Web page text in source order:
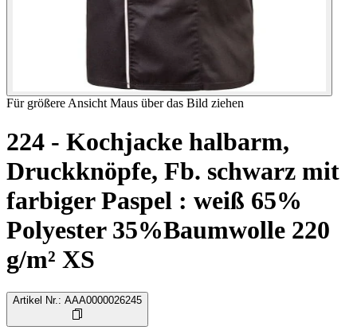
Für größere Ansicht Maus über das Bild ziehen
224 - Kochjacke halbarm,
Druckknöpfe, Fb. schwarz mit
farbiger Paspel : weiß 65%
Polyester 35%Baumwolle 220
g/m² XS
Artikel Nr. : AAA0000026245